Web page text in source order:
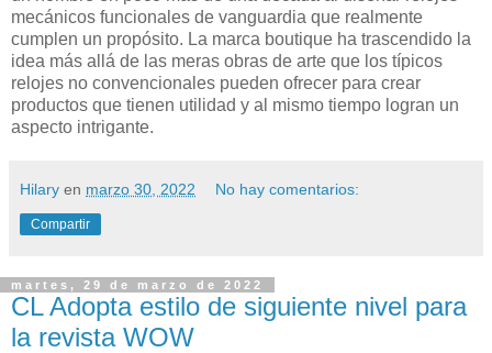
mecánicos funcionales de vanguardia que realmente
cumplen un propósito. La marca boutique ha trascendido la
idea más allá de las meras obras de arte que los típicos
relojes no convencionales pueden ofrecer para crear
productos que tienen utilidad y al mismo tiempo logran un
aspecto intrigante.
Hilary en marzo 30, 2022 No hay comentarios:
Compartir
martes, 29 de marzo de 2022
CL Adopta estilo de siguiente nivel para
la revista WOW